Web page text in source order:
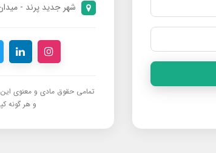
شهر جدید پرند -
تمامی حقوق مادی و معنوی
و هر گونه